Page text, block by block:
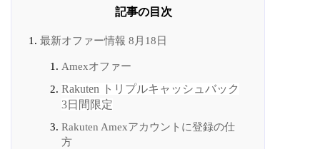
最新オファー情報 8月18日
Amexオファー
Rakuten トリプルキャッシュバック
3日間限定
Rakuten Amexアカウントに登録の仕
方